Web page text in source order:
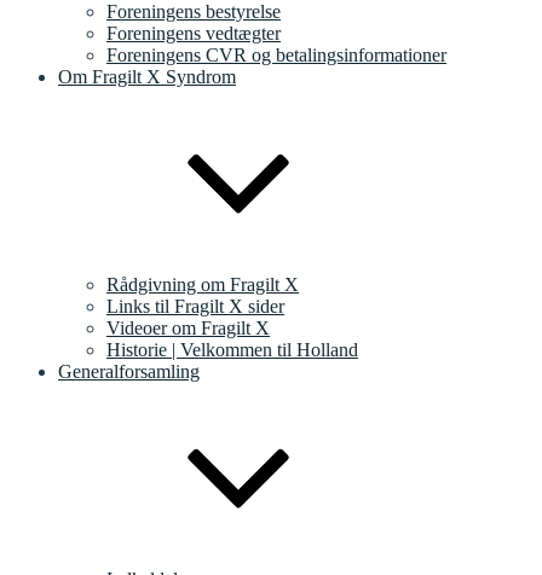
Foreningens bestyrelse
Foreningens vedtægter
Foreningens CVR og betalingsinformationer
Om Fragilt X Syndrom
Rådgivning om Fragilt X
Links til Fragilt X sider
Videoer om Fragilt X
Historie | Velkommen til Holland
Generalforsamling